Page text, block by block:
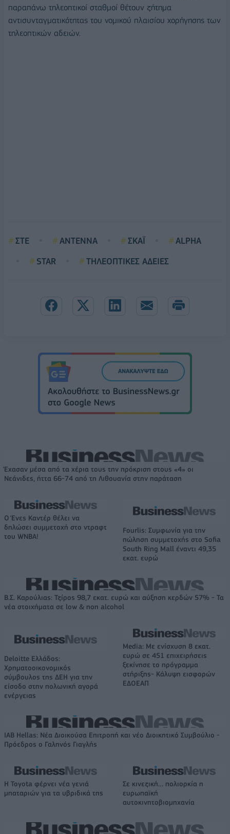
παραπάνω τηλεοπτικοί σταθμοί θέτουν ζήτημα
αντισυνταγματικότητας του νομικού πλαισίου χορήγησης των
τηλεοπτικών αδειών.
ΣΤΕ ANTENNA ΣΚΑΪ
ALPHA
STAR
ΤΗΛΕΟΠΤΙΚΕΣ ΑΔΕΙΕΣ
Έχασαν μέσα από τα χέρια τους την πρόκριση στους «4» οι
Νεάνιδες, ήττα 66-74 από τη Λιθουανία στην παράταση
Ο Ένες Καντέρ θέλει να
δηλώσει συμμετοχή στο ντραφτ
του WNBA!
Fourlis: Συμφωνία για την
πώληση συμμετοχής στο Sofia
South Ring Mall έναντι 49,35
εκατ. ευρώ
Β.Σ. Καρούλιας: Τζίρος 98,7 εκατ. ευρώ και αύξηση κερδών 57% - Τα
νέα στοιχήματα σε low & non alcohol
Deloitte Ελλάδος:
Χρηματοοικονομικός
σύμβουλος της ΔΕΗ για την
είσοδο στην πολωνική αγορά
ενέργειας
Media: Με ενίσχυση 8 εκατ.
ευρώ σε 451 επιχειρήσεις
ξεκίνησε το πρόγραμμα
στήριξης- Κάλυψη εισφορών
ΕΔΟΕΑΠ
IAB Hellas: Νέα Διοικούσα Επιτροπή και νέο Διοικητικό Συμβούλιο -
Πρόεδρος ο Γαληνός Γιαγλής
Η Toyota φέρνει νέα γενιά
μπαταριών για τα υβριδικά της
Σε κινεζική… πολιορκία η
ευρωπαϊκή
αυτοκινητοβιομηχανία